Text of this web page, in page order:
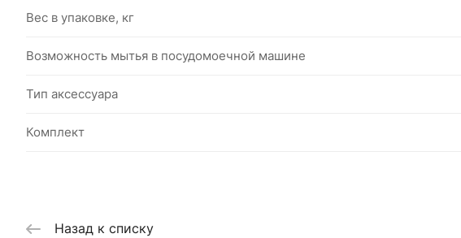
Вес в упаковке, кг
Возможность мытья в посудомоечной машине
Тип аксессуара
Комплект
Назад к списку